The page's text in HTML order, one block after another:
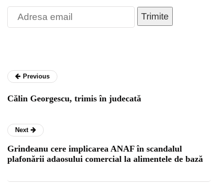
Trimite
Previous
Călin Georgescu, trimis în judecată
Next
Grindeanu cere implicarea ANAF în scandalul
plafonării adaosului comercial la alimentele de bază